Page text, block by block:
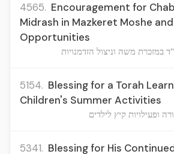
4565. Encouragement for
Midrash in Mazkeret Moshe
Opportunities
במזכרת משה וניצול הזדמנויות
5154. Blessing for a Torah
Children's Summer Activities
ופעילויות קיץ לילדים
5341. Blessing for His